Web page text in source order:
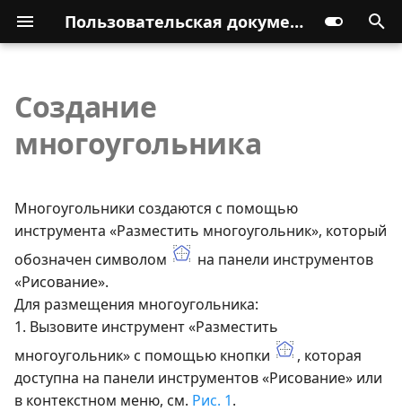
Пользовательская документация
Создание
многоугольника
Многоугольники создаются с помощью
инструмента «Разместить многоугольник», который
обозначен символом
на панели инструментов
«Рисование».
Для размещения многоугольника:
1. Вызовите инструмент «Разместить
многоугольник» с помощью кнопки
, которая
доступна на панели инструментов «Рисование» или
в контекстном меню, см. Рис. 1.